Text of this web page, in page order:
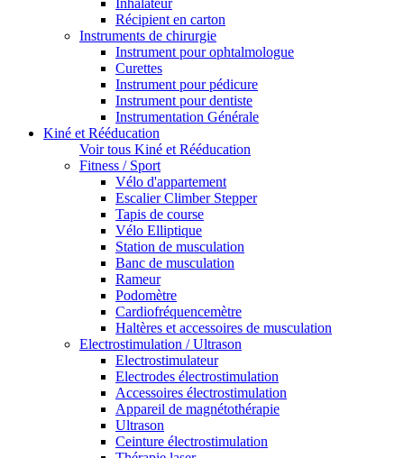
Inhalateur
Récipient en carton
Instruments de chirurgie
Instrument pour ophtalmologue
Curettes
Instrument pour pédicure
Instrument pour dentiste
Instrumentation Générale
Kiné et Rééducation
Voir tous Kiné et Rééducation
Fitness / Sport
Vélo d'appartement
Escalier Climber Stepper
Tapis de course
Vélo Elliptique
Station de musculation
Banc de musculation
Rameur
Podomètre
Cardiofréquencemètre
Haltères et accessoires de musculation
Electrostimulation / Ultrason
Electrostimulateur
Electrodes électrostimulation
Accessoires électrostimulation
Appareil de magnétothérapie
Ultrason
Ceinture électrostimulation